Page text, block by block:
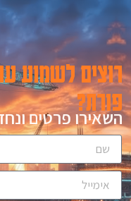
רוצים לשמוע
פורת?
השאירו פרטים